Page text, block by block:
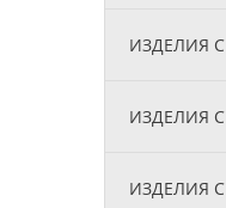
ИЗДЕЛИЯ
ИЗДЕЛИЯ
ИЗДЕЛИЯ